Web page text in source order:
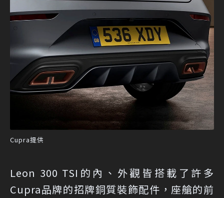
Cupra提供
Leon 300 TSI的內、外觀皆搭載了許多
Cupra品牌的招牌銅質裝飾配件，座艙的前